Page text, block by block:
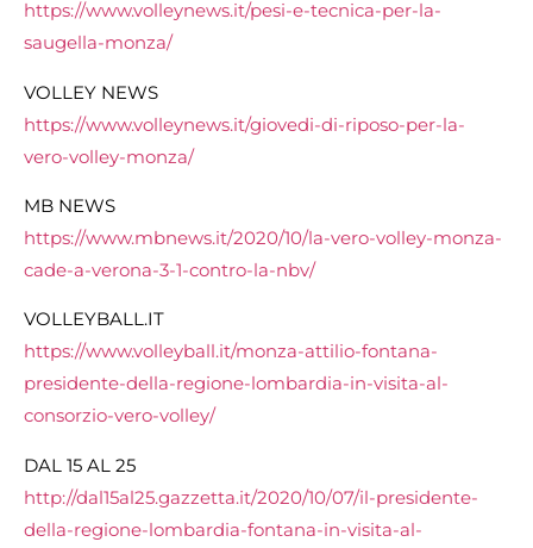
https://www.volleynews.it/pesi-e-tecnica-per-la-
saugella-monza/
VOLLEY NEWS
https://www.volleynews.it/giovedi-di-riposo-per-la-
vero-volley-monza/
MB NEWS
https://www.mbnews.it/2020/10/la-vero-volley-monza-
cade-a-verona-3-1-contro-la-nbv/
VOLLEYBALL.IT
https://www.volleyball.it/monza-attilio-fontana-
presidente-della-regione-lombardia-in-visita-al-
consorzio-vero-volley/
DAL 15 AL 25
http://dal15al25.gazzetta.it/2020/10/07/il-presidente-
della-regione-lombardia-fontana-in-visita-al-